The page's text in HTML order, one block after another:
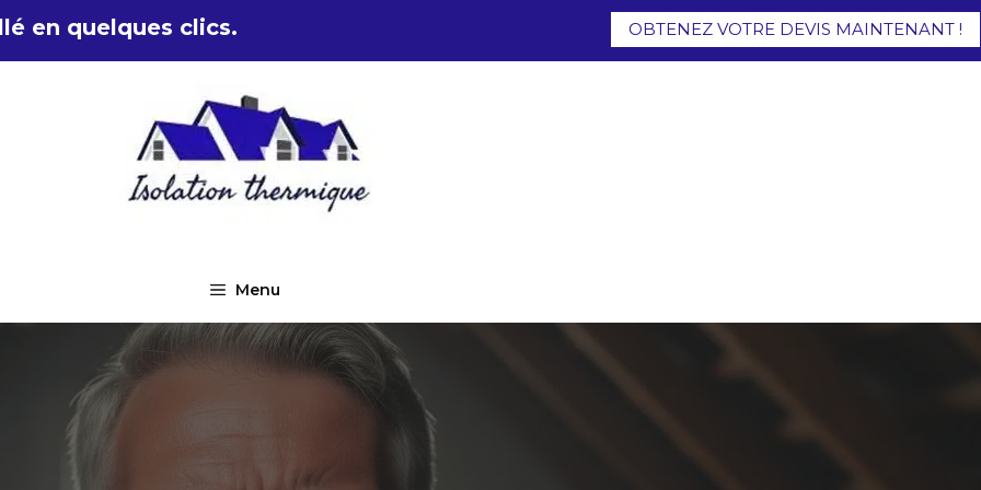
en quelques clics. OBTENEZ VOTRE DEVIS MAINTENANT !
Menu